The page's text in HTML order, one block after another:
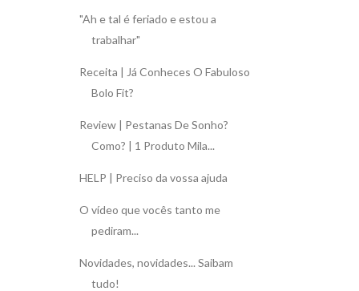
"Ah e tal é feriado e estou a
trabalhar"
Receita | Já Conheces O Fabuloso
Bolo Fit?
Review | Pestanas De Sonho?
Como? | 1 Produto Mila...
HELP | Preciso da vossa ajuda
O vídeo que vocês tanto me
pediram...
Novidades, novidades... Saibam
tudo!